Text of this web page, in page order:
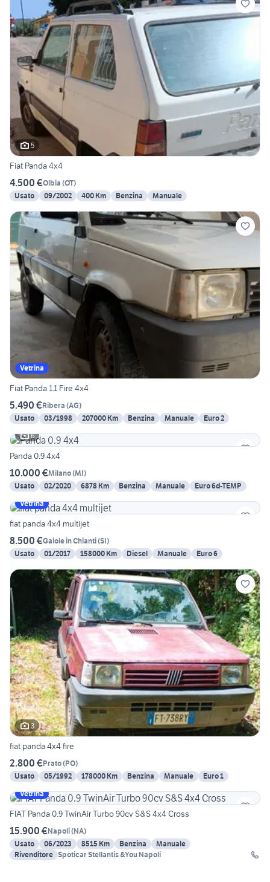
5
Fiat Panda 4x4
4.500 €Olbia (OT)
Usato
09/2002 400 Km Benzina Manuale
Vetrina
Fiat Panda 1.1 Fire 4x4
5.490 €Ribera (AG)
Usato
03/1998 207000 Km Benzina Manuale
Euro 2
6
Panda 0.9 4x4
10.000 €Milano(MI)
Usato
02/2020 6878 Km Benzina Manuale
Euro 6d-TEMP
Vetrina
fiat panda 4x4 multijet
8.500 €Gaiole in Chianti(SI)
Usato
01/2017 158000 Km Diesel Manuale Euro 6
3
fiat panda 4x4 fire
2.800 €Prato(PO)
Usato
05/1992 178000 Km Benzina Manuale
Euro 1
Vetrina
FIAT Panda 0.9 TwinAir Turbo 90cv S&S 4x4 Cross
15.900 €Napoli(NA)
Usato
06/2023 8515 Km Benzina
Manuale
Rivenditore Spoticar Stellantis &You Napoli